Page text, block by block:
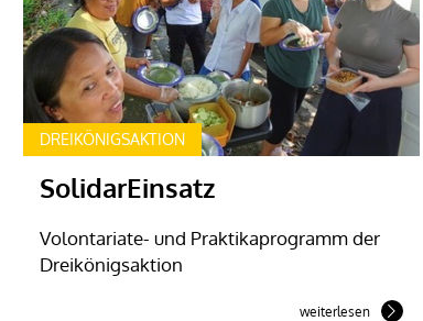
DREIKÖNIGSAKTION
SolidarEinsatz
Volontariate- und Praktikaprogramm der
Dreikönigsaktion
weiterlesen